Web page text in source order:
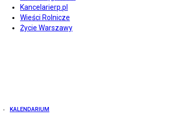
Kancelarierp.pl
Wieści Rolnicze
Życie Warszawy
KALENDARIUM